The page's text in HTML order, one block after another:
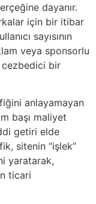
dayanır.
için bir itibar
sayısının
veya sponsorlu
cezbedici bir
anlayamayan
başı maliyet
getiri elde
sitenin “işlek”
yaratarak,
ticari